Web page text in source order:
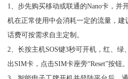
1、步先购买移动或联通的Nano卡，并
机在正常使用中会消耗一定的流量，建
话费可按需求自主定制。
2、长按主机SOS键3秒可开机，红、
出SIM卡，点击SIM卡座旁“Reset”按钮。